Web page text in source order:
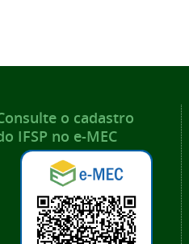
o cadastro
IFSP no e-MEC